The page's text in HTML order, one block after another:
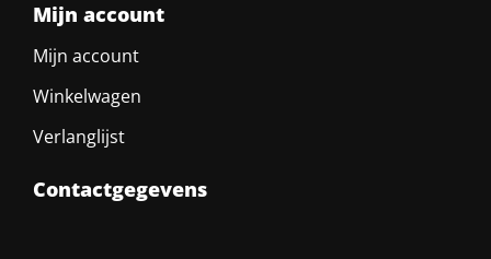
Mijn account
Mijn account
Winkelwagen
Verlanglijst
Contactgegevens